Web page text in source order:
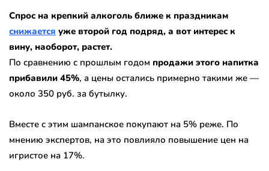
Спрос на крепкий алкоголь ближе к праздникам
снижается уже второй год подряд, а вот интерес к
вину, наоборот, растет.
По сравнению с прошлым годом продажи этого напитка
прибавили 45%, а цены остались примерно такими же —
около 350 руб. за бутылку.
Вместе с этим шампанское покупают на 5% реже. По
мнению экспертов, на это повлияло повышение цен на
игристое на 17%.